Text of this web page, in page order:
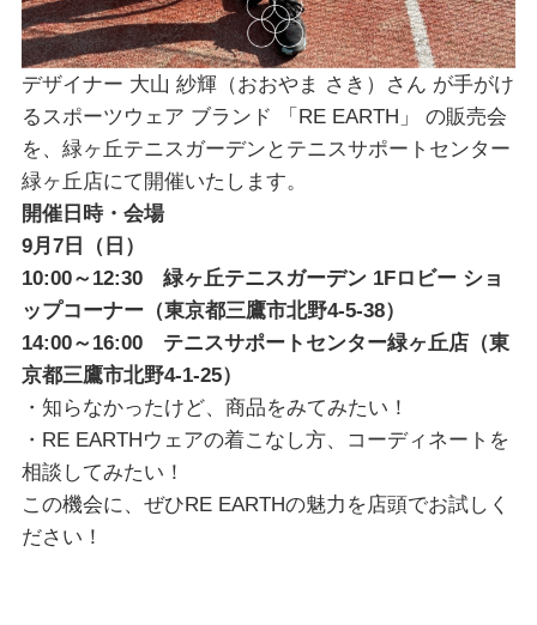
デザイナー 大山 紗輝（おおやま さき）さん が手がけ
るスポーツウェア ブランド 「RE EARTH」 の販売会
を、緑ヶ丘テニスガーデンとテニスサポートセンター
緑ヶ丘店にて開催いたします。
開催日時・会場
9月7日（日）
10:00～12:30 緑ヶ丘テニスガーデン 1Fロビー ショ
ップコーナー（東京都三鷹市北野4-5-38）
14:00～16:00 テニスサポートセンター緑ヶ丘店（東
京都三鷹市北野4-1-25）
・知らなかったけど、商品をみてみたい！
・RE EARTHウェアの着こなし方、コーディネートを
相談してみたい！
この機会に、ぜひRE EARTHの魅力を店頭でお試しく
ださい！